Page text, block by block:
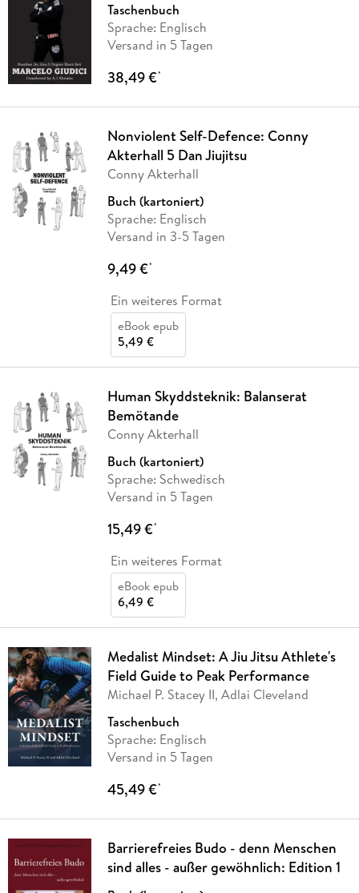
Taschenbuch
Sprache: Englisch
Versand in 5 Tagen
38,49 €*
Nonviolent Self-Defence: Conny
Akterhall 5 Dan Jiujitsu
Conny Akterhall
Buch (kartoniert)
Sprache: Englisch
Versand in 3-5 Tagen
9,49 €*
Ein weiteres Format
eBook epub
5,49 €
Human Skyddsteknik: Balanserat
Bemötande
Conny Akterhall
Buch (kartoniert)
Sprache: Schwedisch
Versand in 5 Tagen
15,49 €*
Ein weiteres Format
eBook epub
6,49 €
Medalist Mindset: A Jiu Jitsu Athlete's
Field Guide to Peak Performance
Michael P. Stacey II, Adlai Cleveland
Taschenbuch
Sprache: Englisch
Versand in 5 Tagen
45,49 €*
Barrierefreies Budo - denn Menschen
sind alles - außer gewöhnlich: Edition 1